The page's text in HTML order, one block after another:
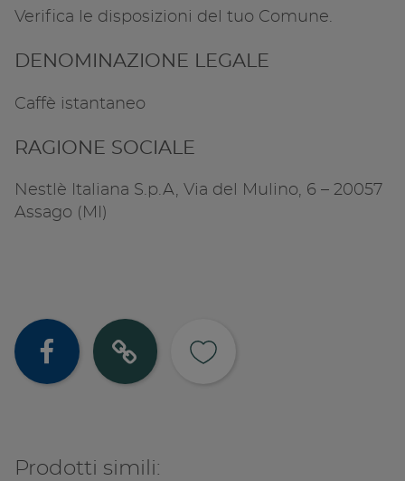
Verifica le disposizioni del tuo Comune.
DENOMINAZIONE LEGALE
Caffè istantaneo
RAGIONE SOCIALE
Nestlè Italiana S.p.A, Via del Mulino, 6 – 20057
Assago (MI)
Prodotti simili: